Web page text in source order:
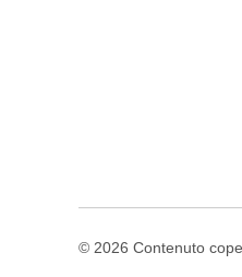
© 2026 Contenuto